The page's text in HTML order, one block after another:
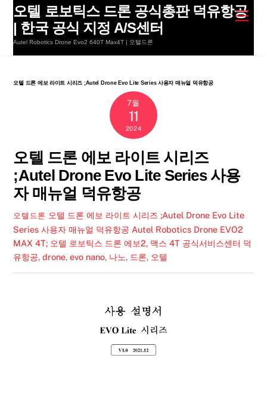
Skip
content
오텔 로보틱스 드론 공식총판 덕유항공
| 한국 공식 지정 A/S센터
Autel Robotics Drone Evo2 640T Max4T | 오텔드론
오텔 드론 에보 라이트 시리즈 ;Autel Drone Evo Lite Series 사용자 매뉴얼 덕유항공
7월
11
2024
오텔 드론 에보 라이트 시리즈
;Autel Drone Evo Lite Series 사용
자 매뉴얼 덕유항공
오텔드론 오텔 드론 에보 라이트 시리즈 ;Autel Drone Evo Lite
Series 사용자 매뉴얼 덕유항공 Autel Robotics Drone EVO2
MAX 4T; 오텔 로보틱스 드론 에보2, 맥스 4T 공식서비스센터 덕
유항공,drone,evo nano, 나노, 드론, 오텔